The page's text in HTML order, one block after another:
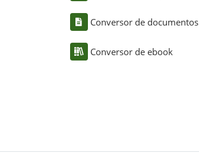
Conversor de documentos
Conversor de ebook